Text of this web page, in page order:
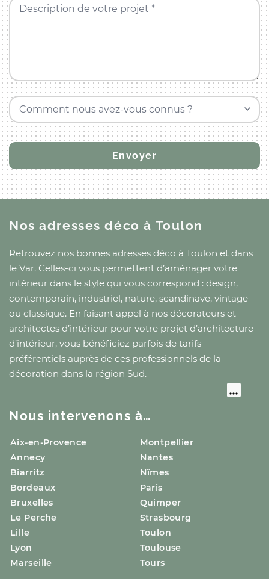
Description de votre projet *
Comment nous avez-vous connus ?
Nos adresses décoà Toulon
Retrouvez nos bonnes adresses déco à Toulon et dans
le Var. Celles-ci vous permettent d’aménager votre
intérieur dans le style qui vous correspond : design,
contemporain, industriel, nature, scandinave, vintage
ou classique. En faisant appel à nos décorateurs et
architectes d’intérieur pour votre projet d’architecture
d’intérieur, vous bénéficiez parfois de tarifs
préférentiels auprès de ces professionnels de la
décoration dans la région Sud.
Nous intervenons à…
Aix-en-Provence
Annecy
Biarritz
Bordeaux
Bruxelles
Le Perche
Lille
Lyon
Marseille
Montpellier
Nantes
Nîmes
Paris
Quimper
Strasbourg
Toulon
Toulouse
Tours